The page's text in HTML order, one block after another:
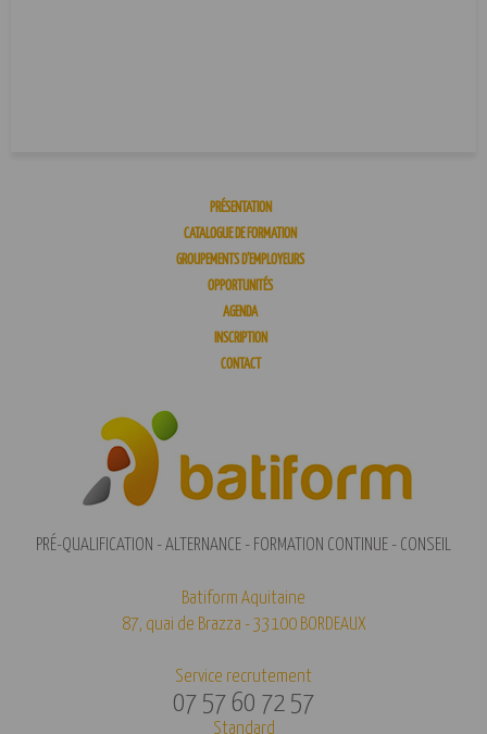
PRÉSENTATION
CATALOGUE DE FORMATION
GROUPEMENTS D’EMPLOYEURS
OPPORTUNITÉS
AGENDA
INSCRIPTION
CONTACT
PRÉ-QUALIFICATION - ALTERNANCE - FORMATION CONTINUE - CONSEIL
Batiform Aquitaine
87, quai de Brazza - 33100 BORDEAUX
Service recrutement
07 57 60 72 57
Standard